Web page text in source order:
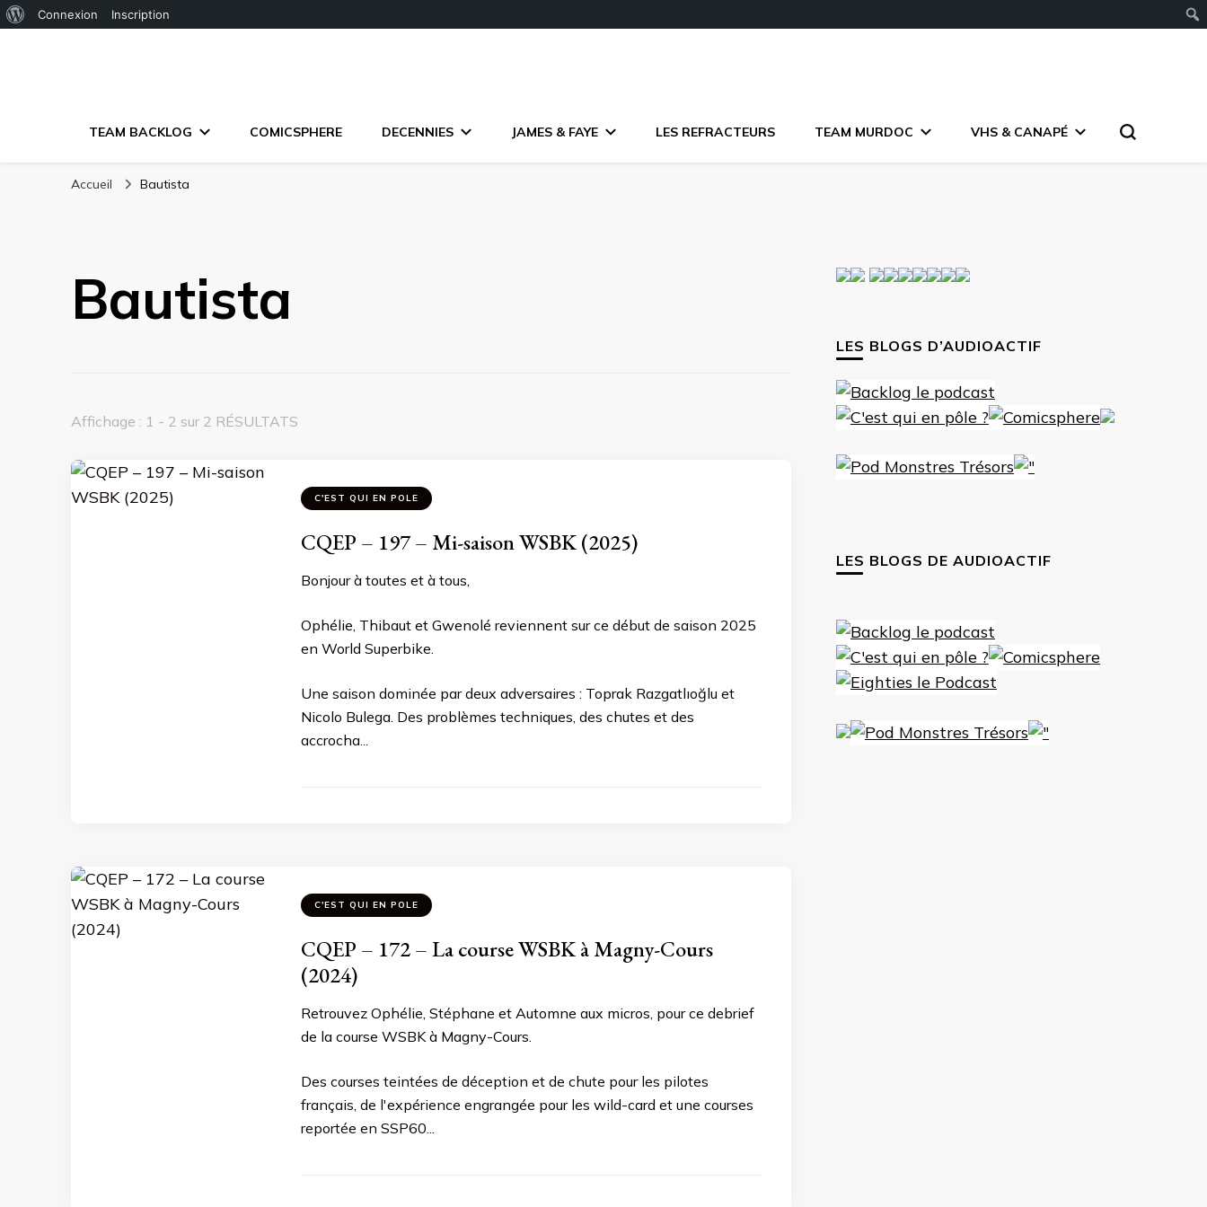
Connexion Inscription
TEAM BACKLOG COMICSPHERE DECENNIES JAMES & FAYE LES REFRACTEURS TEAM MURDOC VHS & CANAPÉ
Accueil Bautista
Bautista
Affichage : 1 - 2 sur 2 RÉSULTATS
C'EST QUI EN POLE
CQEP – 197 – Mi-saison WSBK (2025)
Bonjour à toutes et à tous,
Ophélie, Thibaut et Gwenolé reviennent sur ce début de saison 2025
en World Superbike.
Une saison dominée par deux adversaires : Toprak Razgatlıoğlu et
Nicolo Bulega. Des problèmes techniques, des chutes et des
accrocha...
C'EST QUI EN POLE
CQEP – 172 – La course WSBK à Magny-Cours
(2024)
Retrouvez Ophélie, Stéphane et Automne aux micros, pour ce debrief
de la course WSBK à Magny-Cours.
Des courses teintées de déception et de chute pour les pilotes
français, de l'expérience engrangée pour les wild-card et une courses
reportée en SSP60...
LES BLOGS D’AUDIOACTIF
LES BLOGS DE AUDIOACTIF